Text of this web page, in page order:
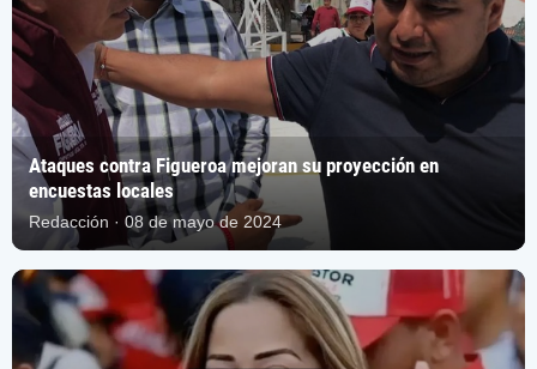
Ataques contra Figueroa mejoran su proyección en
encuestas locales
Redacción · 08 de mayo de 2024